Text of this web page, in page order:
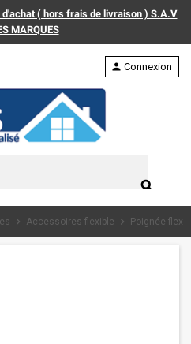
( hors frais de livraison ) S.A.V
MARQUES
search
person Connexion
chevron_right Accessoires flexible chevron_right Poignée